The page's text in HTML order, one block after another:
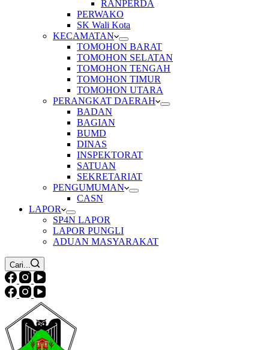
RANPERDA
PERWAKO
SK Wali Kota
KECAMATAN
TOMOHON BARAT
TOMOHON SELATAN
TOMOHON TENGAH
TOMOHON TIMUR
TOMOHON UTARA
PERANGKAT DAERAH
BADAN
BAGIAN
BUMD
DINAS
INSPEKTORAT
SATUAN
SEKRETARIAT
PENGUMUMAN
CASN
LAPOR
SP4N LAPOR
LAPOR PUNGLI
ADUAN MASYARAKAT
Cari...